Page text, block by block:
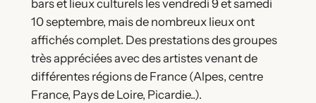
bars et lieux culturels les vendredi 9 et samedi
10 septembre, mais de nombreux lieux ont
affichés complet. Des prestations des groupes
très appréciées avec des artistes venant de
différentes régions de France (Alpes, centre
France, Pays de Loire, Picardie..).